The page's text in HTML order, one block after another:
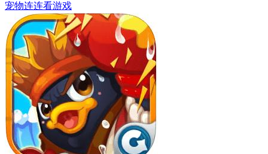
宠物连连看游戏